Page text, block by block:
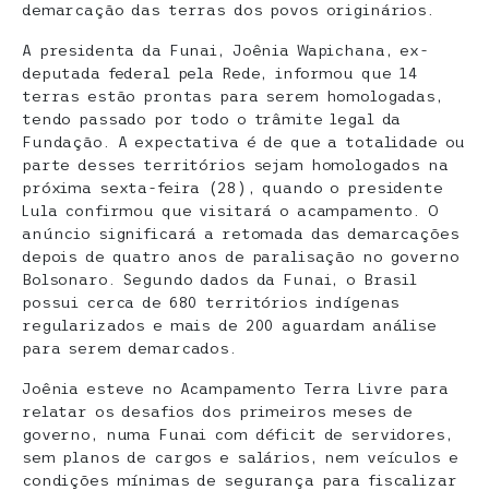
demarcação das terras dos povos originários.
A presidenta da Funai, Joênia Wapichana, ex-
deputada federal pela Rede, informou que 14
terras estão prontas para serem homologadas,
tendo passado por todo o trâmite legal da
Fundação. A expectativa é de que a totalidade ou
parte desses territórios sejam homologados na
próxima sexta-feira (28), quando o presidente
Lula confirmou que visitará o acampamento. O
anúncio significará a retomada das demarcações
depois de quatro anos de paralisação no governo
Bolsonaro. Segundo dados da Funai, o Brasil
possui cerca de 680 territórios indígenas
regularizados e mais de 200 aguardam análise
para serem demarcados.
Joênia esteve no Acampamento Terra Livre para
relatar os desafios dos primeiros meses de
governo, numa Funai com déficit de servidores,
sem planos de cargos e salários, nem veículos e
condições mínimas de segurança para fiscalizar